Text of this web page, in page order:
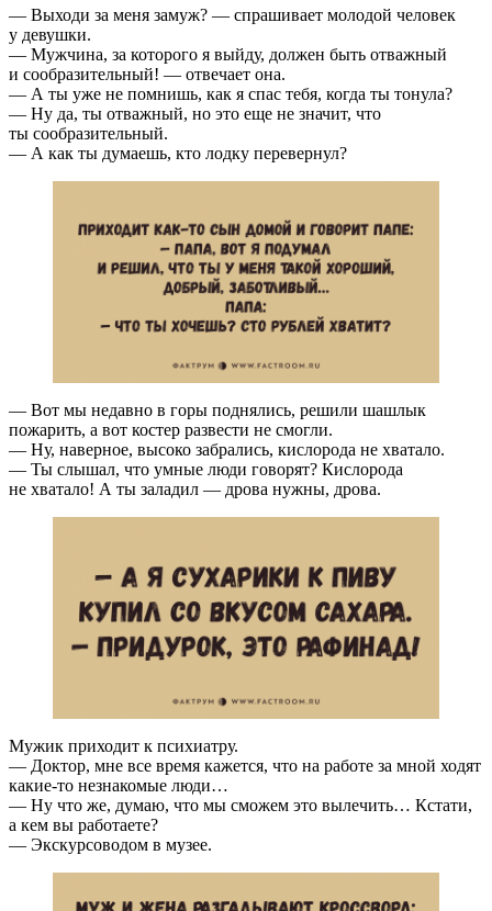
— Выходи за меня замуж? — спрашивает молодой человек
у девушки.
— Мужчина, за которого я выйду, должен быть отважный
и сообразительный! — отвечает она.
— А ты уже не помнишь, как я спас тебя, когда ты тонула?
— Ну да, ты отважный, но это еще не значит, что
ты сообразительный.
— А как ты думаешь, кто лодку перевернул?
— Вот мы недавно в горы поднялись, решили шашлык
пожарить, а вот костер развести не смогли.
— Ну, наверное, высоко забрались, кислорода не хватало.
— Ты слышал, что умные люди говорят? Кислорода
не хватало! А ты заладил — дрова нужны, дрова.
Мужик приходит к психиатру.
— Доктор, мне все время кажется, что на работе за мной ходят
какие-то незнакомые люди…
— Ну что же, думаю, что мы сможем это вылечить… Кстати,
а кем вы работаете?
— Экскурсоводом в музее.